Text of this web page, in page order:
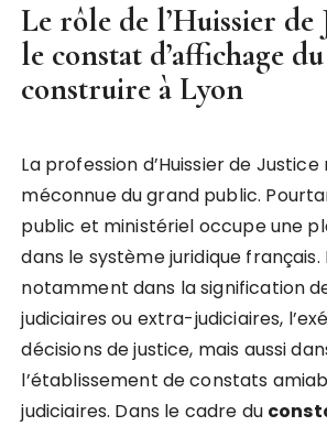
Le rôle de l’Huissier de
le constat d’affichage
construire à Lyon
La profession d’Huissier de
méconnue du grand public.
public et ministériel occupe une
dans le système juridique
notamment dans la signification
judiciaires ou extra-judiciaires,
décisions de justice, mais aussi
l’établissement de constats
judiciaires. Dans le cadre du